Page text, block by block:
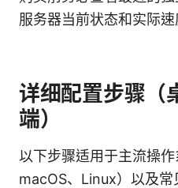
服务器当前状态和实际速
详细配置步骤（
端）
以下步骤适用于主流操作
macOS、Linux）以及